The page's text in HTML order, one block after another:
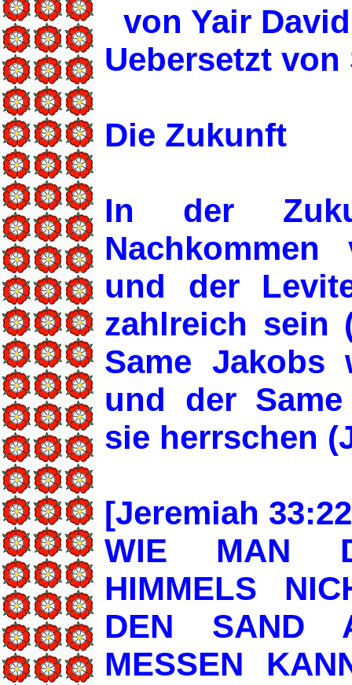
von Yair
Uebersetzt von
Die Zukunft
In der
und der
zahlreich sein
Same Jakobs
und der
sie herrschen
[Jeremiah
WIE MAN
HIMMELS
DEN SAND
MESSEN